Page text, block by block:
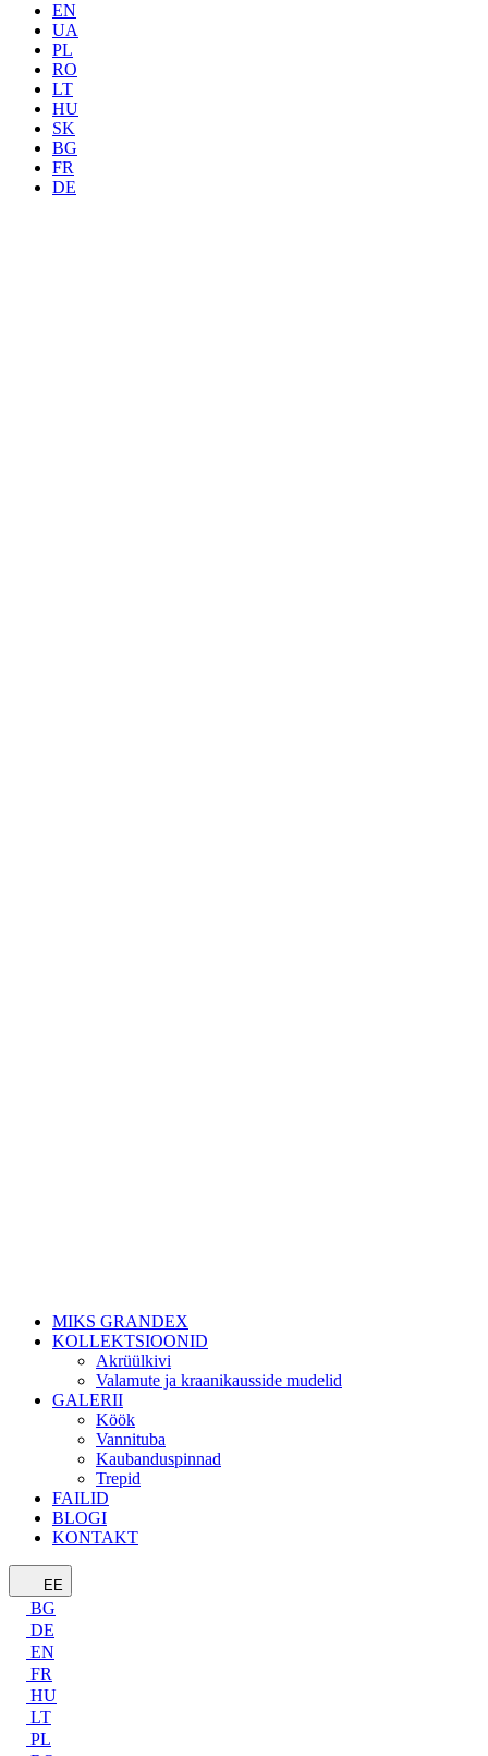
EN
UA
PL
RO
LT
HU
SK
BG
FR
DE
MIKS GRANDEX
KOLLEKTSIOONID
Akrüülkivi
Valamute ja kraanikausside mudelid
GALERII
Köök
Vannituba
Kaubanduspinnad
Trepid
FAILID
BLOGI
KONTAKT
EE
BG
DE
EN
FR
HU
LT
PL